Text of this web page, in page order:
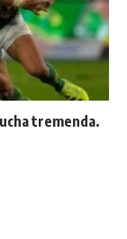
tremenda.